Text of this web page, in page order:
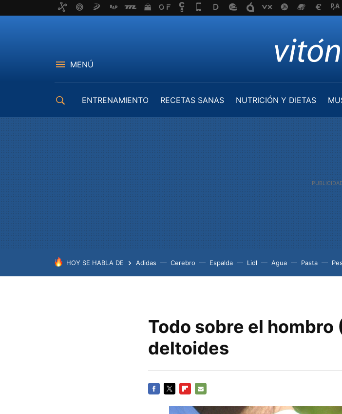
MENÚ
ENTRENAMIENTO RECETAS SANAS NUTRICIÓN Y DIETAS
HOY SE HABLA DE Adidas Cerebro Espalda Lidl Agua Pasta
Todo sobre el hombro
deltoides
MAIL